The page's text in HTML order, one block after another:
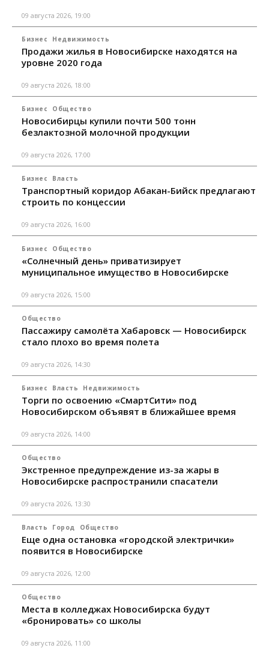
09 августа 2026, 19:00
Бизнес Недвижимость
Продажи жилья в Новосибирске находятся на
уровне 2020 года
09 августа 2026, 18:00
Бизнес Общество
Новосибирцы купили почти 500 тонн
безлактозной молочной продукции
09 августа 2026, 17:00
Бизнес Власть
Транспортный коридор Абакан-Бийск предлагают
строить по концессии
09 августа 2026, 16:00
Бизнес Общество
«Солнечный день» приватизирует
муниципальное имущество в Новосибирске
09 августа 2026, 15:00
Общество
Пассажиру самолёта Хабаровск — Новосибирск
стало плохо во время полета
09 августа 2026, 14:30
Бизнес Власть Недвижимость
Торги по освоению «СмартСити» под
Новосибирском объявят в ближайшее время
09 августа 2026, 14:00
Общество
Экстренное предупреждение из-за жары в
Новосибирске распространили спасатели
09 августа 2026, 13:30
Власть Город Общество
Еще одна остановка «городской электрички»
появится в Новосибирске
09 августа 2026, 12:00
Общество
Места в колледжах Новосибирска будут
«бронировать» со школы
09 августа 2026, 11:00